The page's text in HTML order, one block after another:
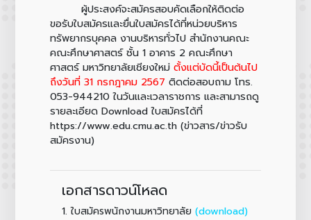
ผู้ประสงค์จะสมัครสอบคัดเลือกให้ติดต่อ
ขอรับใบสมัครและยื่นใบสมัครได้ที่หน่วยบริหาร
ทรัพยากรบุคคล งานบริหารทั่วไป สำนักงานคณะ
คณะศึกษาศาสตร์ ชั้น 1 อาคาร 2 คณะศึกษา
ศาสตร์ มหาวิทยาลัยเชียงใหม่ ตั้งแต่บัดนี้เป็นต้นไป
ถึงวันที่ 31 กรกฎาคม 2567 ติดต่อสอบถาม โทร.
053-944210 ในวันและเวลาราชการ และสามารถดู
รายละเอียด Download ใบสมัครได้ที่
https://www.edu.cmu.ac.th (ข่าวสาร/ข่าวรับ
สมัครงาน)
เอกสารดาวน์โหลด
1.ใบสมัครพนักงานมหาวิทยาลัย (download)